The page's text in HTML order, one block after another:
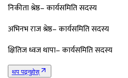
निकीता श्रेष्ठ– कार्यसमिति सदस्य
अभिनभ राज श्रेष्ठ– कार्यसमिति सदस्य
क्षितिज ध्वज थापा– कार्यसमिति सदस्य
थप पढ्नुहोस्